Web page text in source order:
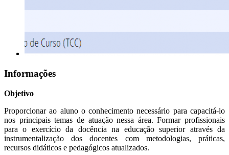
Informações
Objetivo
Proporcionar ao aluno o conhecimento necessário para capacitá-lo
nos principais temas de atuação nessa área. Formar profissionais
para o exercício da docência na educação superior através da
instrumentalização dos docentes com metodologias, práticas,
recursos didáticos e pedagógicos atualizados.